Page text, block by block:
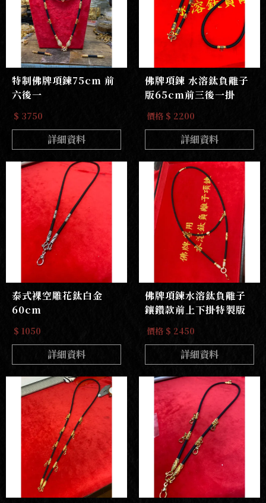
特制佛牌項鍊75cm 前
六後一
$ 3750
詳細資料
佛牌項鍊 水溶鈦負離子
版65cm前三後一掛
價格 $ 2200
詳細資料
泰式裸空雕花鈦白金
60cm
$ 1050
詳細資料
佛牌項鍊水溶鈦負離子
鑲鑽款前上下掛特製版
價格 $ 2450
詳細資料